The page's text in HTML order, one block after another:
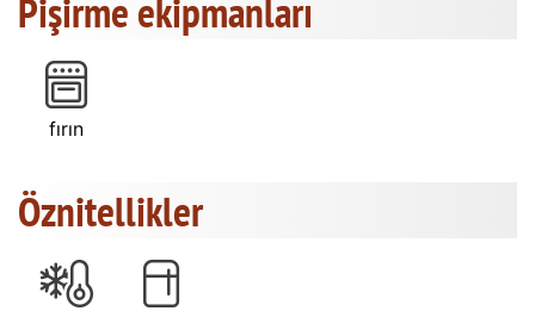
Pişirme ekipmanları
fırın
Öznitellikler